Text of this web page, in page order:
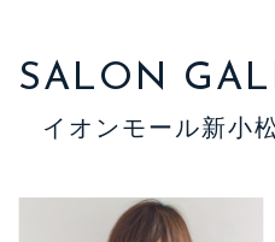
SALON
イオンモール新小